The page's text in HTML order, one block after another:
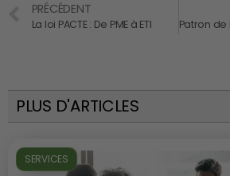
PRÉCÉDENT
La loi PACTE : De PME à ETI
PLUS D'ARTICLES
SERVICES